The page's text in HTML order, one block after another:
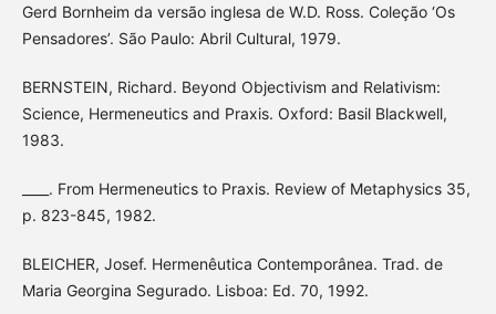
Gerd Bornheim da versão inglesa de W.D. Ross. Coleção ‘Os
Pensadores’. São Paulo: Abril Cultural, 1979.
BERNSTEIN, Richard. Beyond Objectivism and Relativism:
Science, Hermeneutics and Praxis. Oxford: Basil Blackwell,
1983.
____. From Hermeneutics to Praxis. Review of Metaphysics 35,
p. 823-845, 1982.
BLEICHER, Josef. Hermenêutica Contemporânea. Trad. de
Maria Georgina Segurado. Lisboa: Ed. 70, 1992.